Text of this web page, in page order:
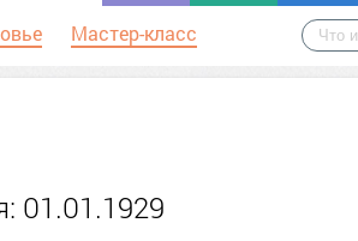
Мастер-класс
01.01.1929